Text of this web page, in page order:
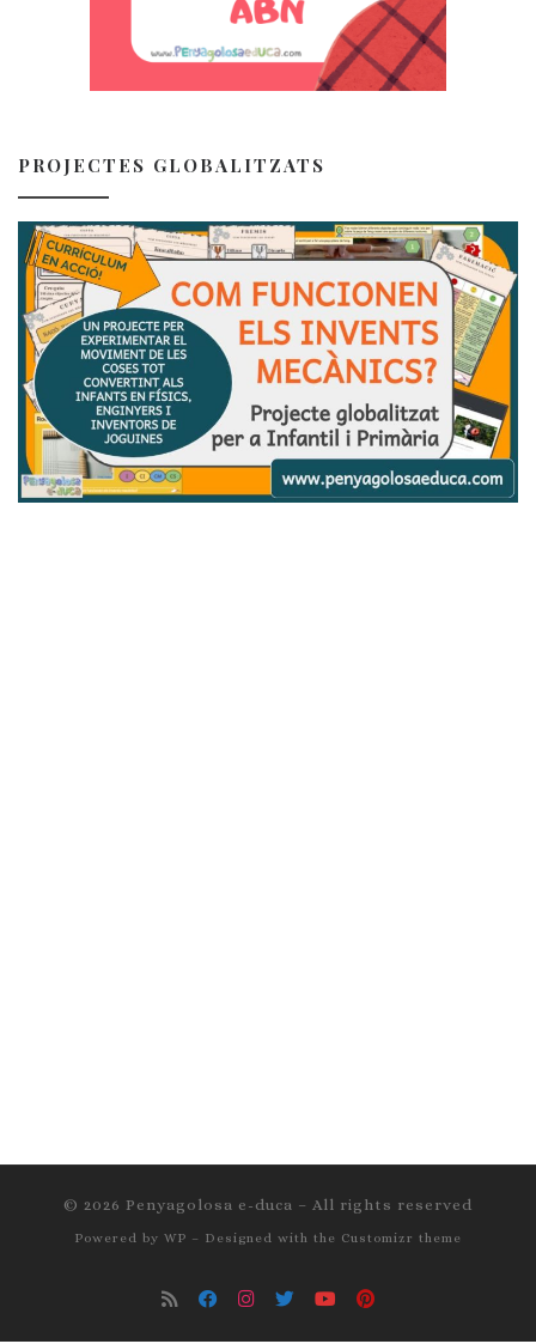
PROJECTES GLOBALITZATS
© 2026 Penyagolosa e-duca – All rights reserved
Powered by WP – Designed with the Customizr theme